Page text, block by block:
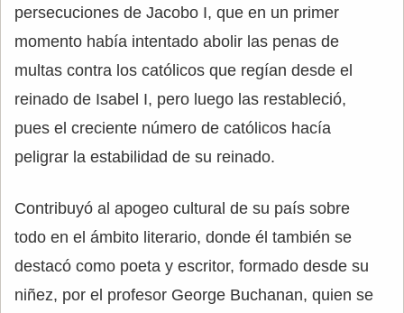
persecuciones de Jacobo I, que en un primer
momento había intentado abolir las penas de
multas contra los católicos que regían desde el
reinado de Isabel I, pero luego las restableció,
pues el creciente número de católicos hacía
peligrar la estabilidad de su reinado.
Contribuyó al apogeo cultural de su país sobre
todo en el ámbito literario, donde él también se
destacó como poeta y escritor, formado desde su
niñez, por el profesor George Buchanan, quien se